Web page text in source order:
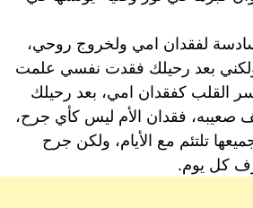
لفقدان امي ولخروج روحي،
ولكني بعد رحيلك فقدت نفسي علمت
القلب كفقدان امي، بعد رحيلك
صعيبه، فقدان الأم ليس كأي جرح،
تلتئم مع الأيام، ولكن جرح
كل يوم.